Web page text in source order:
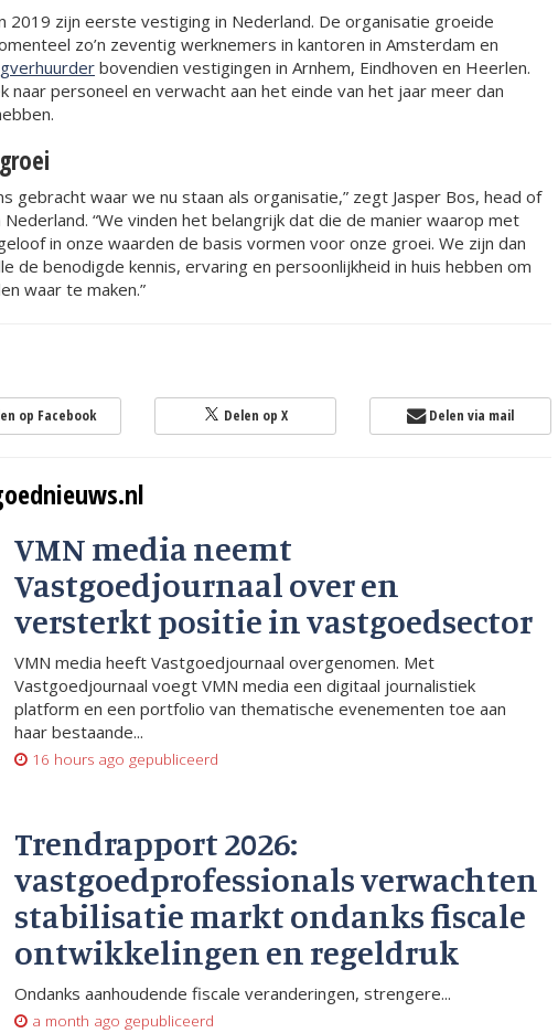
2019 zijn eerste vestiging in Nederland. De organisatie groeide
zo’n zeventig werknemers in kantoren in Amsterdam en
bovendien vestigingen in Arnhem, Eindhoven en Heerlen.
naar personeel en verwacht aan het einde van het jaar meer dan
gebracht waar we nu staan als organisatie,” zegt Jasper Bos, head of
“We vinden het belangrijk dat die de manier waarop met
in onze waarden de basis vormen voor onze groei. We zijn dan
de benodigde kennis, ervaring en persoonlijkheid in huis hebben om
waar te maken.”
op Facebook Delen op X Delen via mail
VMN media neemt
Vastgoedjournaal over en
versterkt positie in vastgoedsector
VMN media heeft Vastgoedjournaal overgenomen. Met
Vastgoedjournaal voegt VMN media een digitaal journalistiek
platform en een portfolio van thematische evenementen toe aan
haar bestaande...
16 hours ago gepubliceerd
Trendrapport 2026:
vastgoedprofessionals verwachten
stabilisatie markt ondanks fiscale
ontwikkelingen en regeldruk
Ondanks aanhoudende fiscale veranderingen, strengere...
a month ago gepubliceerd